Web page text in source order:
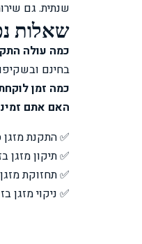
שנתית. גם
שאלות
כמה עולה
בחינם
כמה זמן
האם אתם
✅ התקנת מזגן
✅ תיקון מזגן
✅ תחזוקת
✅ ניקוי מזגן
Clim Tel Aviv
זמין עכשיו • עונה תוך